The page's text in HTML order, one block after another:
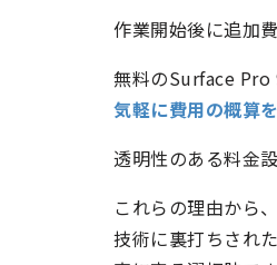
作業開始後に追加
無料のSurface Pro
気軽に費用の概算
透明性のある料金
これらの理由から
技術に裏打ちされた